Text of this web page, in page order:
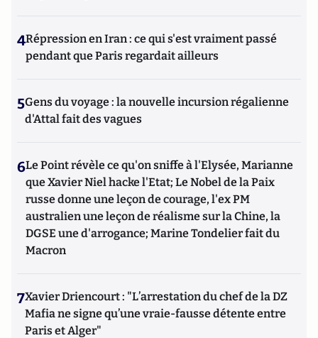
4Répression en Iran : ce qui s'est vraiment passé
pendant que Paris regardait ailleurs
5Gens du voyage : la nouvelle incursion régalienne
d'Attal fait des vagues
6Le Point révèle ce qu'on sniffe à l'Elysée, Marianne
que Xavier Niel hacke l'Etat; Le Nobel de la Paix
russe donne une leçon de courage, l'ex PM
australien une leçon de réalisme sur la Chine, la
DGSE une d'arrogance; Marine Tondelier fait du
Macron
7Xavier Driencourt : "L’arrestation du chef de la DZ
Mafia ne signe qu’une vraie-fausse détente entre
Paris et Alger"